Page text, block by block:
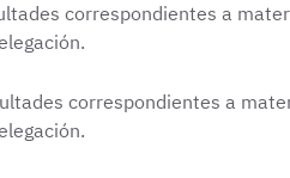
correspondientes a
correspondientes a